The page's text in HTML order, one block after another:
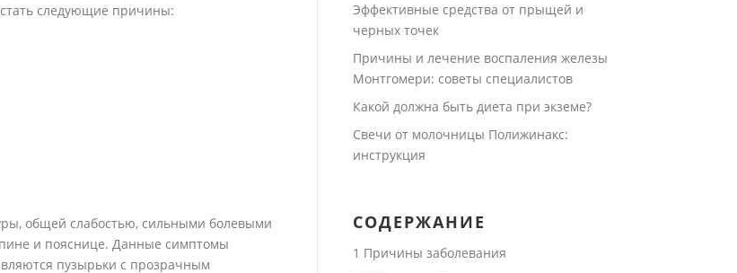
следующие причины:
общей слабостью, сильными болевыми
и пояснице. Данные симптомы
пузырьки с прозрачным
Эффективные средства от прыщей и
черных точек
Причины и лечение воспаления железы
Монтгомери: советы специалистов
Какой должна быть диета при экземе?
Свечи от молочницы Полижинакс:
инструкция
СОДЕРЖАНИЕ
1 Причины заболевания